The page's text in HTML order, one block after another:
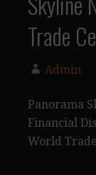
Trade
Admin
Panorama
Financial
World